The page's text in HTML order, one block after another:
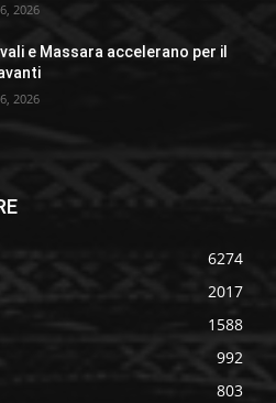
2026
e Massara accelerano per il
2026
6274
2017
1588
992
803